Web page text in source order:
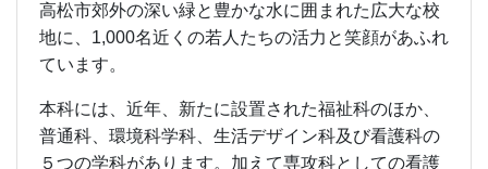
高松市郊外の深い緑と豊かな水に囲まれた広大な校
地に、1,000名近くの若人たちの活力と笑顔があふれ
ています。
本科には、近年、新たに設置された福祉科のほか、
普通科、環境科学科、生活デザイン科及び看護科の
５つの学科があります。加えて専攻科としての看護